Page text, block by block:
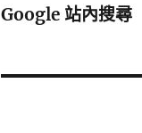
Google 站內搜尋